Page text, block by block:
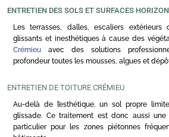
ENTRETIEN DES SOLS ET SURFACES
Les terrasses, dalles, escaliers extérieurs
glissants et inesthétiques à cause des
Crémieu avec des solutions
profondeur toutes les mousses, algues et
ENTRETIEN DE TOITURE CRÉMIEU
Au-delà de l’esthétique, un sol propre
glissade. Ce traitement est donc aussi une
particulier pour les zones piétonnes